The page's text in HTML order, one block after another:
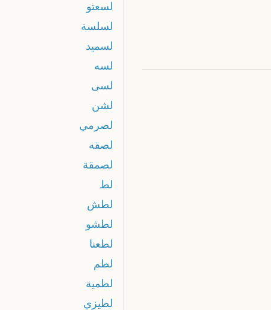
لسعتو
لسلسة
لسميد
لسه
لسى
لشن
لصرمي
لصقه
لصمقة
لط
لطش
لطشو
لطعنا
لطم
لطمية
لطيزي